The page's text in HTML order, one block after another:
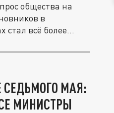
общества на
в
стал всё более...
СЕДЬМОГО МАЯ:
МИНИСТРЫ